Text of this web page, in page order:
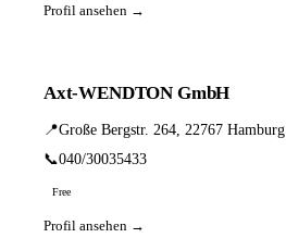
Profil ansehen →
Axt-WENDTON GmbH
📍Große Bergstr. 264, 22767 Hamburg
📞040/30035433
Free
Profil ansehen →